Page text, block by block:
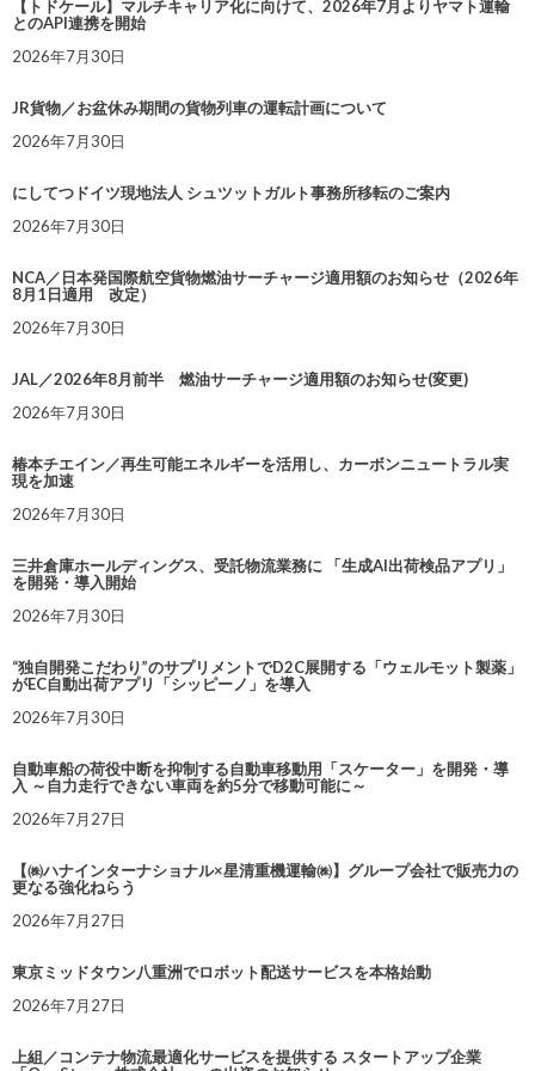
【トドケール】マルチキャリア化に向けて、2026年7月よりヤマト運輸
とのAPI連携を開始
2026年7月30日
JR貨物／お盆休み期間の貨物列車の運転計画について
2026年7月30日
にしてつドイツ現地法人 シュツットガルト事務所移転のご案内
2026年7月30日
NCA／日本発国際航空貨物燃油サーチャージ適用額のお知らせ（2026年
8月1日適用 改定）
2026年7月30日
JAL／2026年8月前半 燃油サーチャージ適用額のお知らせ(変更)
2026年7月30日
椿本チエイン／再生可能エネルギーを活用し、カーボンニュートラル実
現を加速
2026年7月30日
三井倉庫ホールディングス、受託物流業務に 「生成AI出荷検品アプリ」
を開発・導入開始
2026年7月30日
“独自開発こだわり”のサプリメントでD2C展開する「ウェルモット製薬」
がEC自動出荷アプリ「シッピーノ」を導入
2026年7月30日
自動車船の荷役中断を抑制する自動車移動用「スケーター」を開発・導
入 ～自力走行できない車両を約5分で移動可能に～
2026年7月27日
【㈱ハナインターナショナル×星清重機運輸㈱】グループ会社で販売力の
更なる強化ねらう
2026年7月27日
東京ミッドタウン八重洲でロボット配送サービスを本格始動
2026年7月27日
上組／コンテナ物流最適化サービスを提供する スタートアップ企業